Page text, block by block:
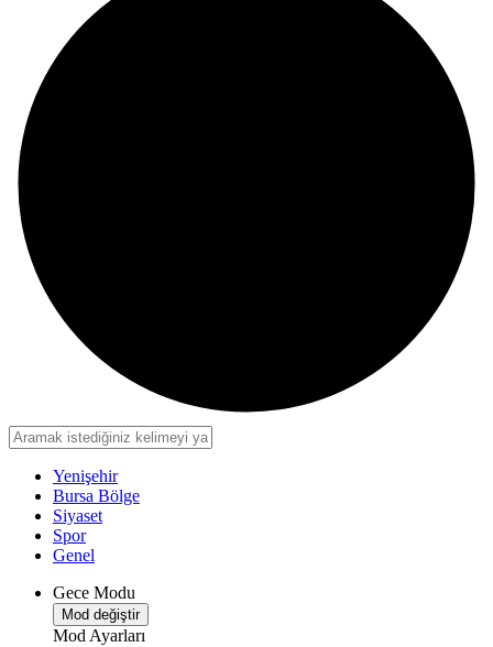
Yenişehir
Bursa Bölge
Siyaset
Spor
Genel
Gece Modu
Mod değiştir
Mod Ayarları